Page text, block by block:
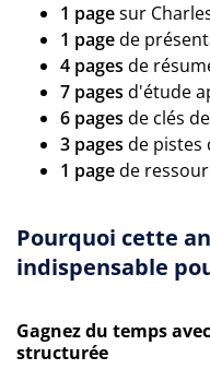
1 pagesur
1 pagede
4 pages de
7 pages d'étude
6 pages de clés
3 pages de pistes
1 pagede
Pourquoi cette
indispensable
Gagnez du temps
structurée